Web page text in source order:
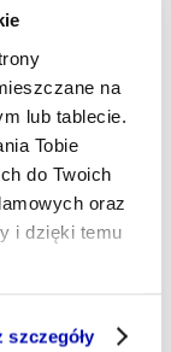
na
lub tablecie.
Tobie
do Twoich
oraz
i dzięki temu
szczegóły
Zondacrypto
na konferencji